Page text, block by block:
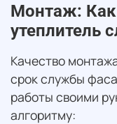
Монтаж: Как
утеплитель
Качество
срок службы
работы своими
алгоритму: